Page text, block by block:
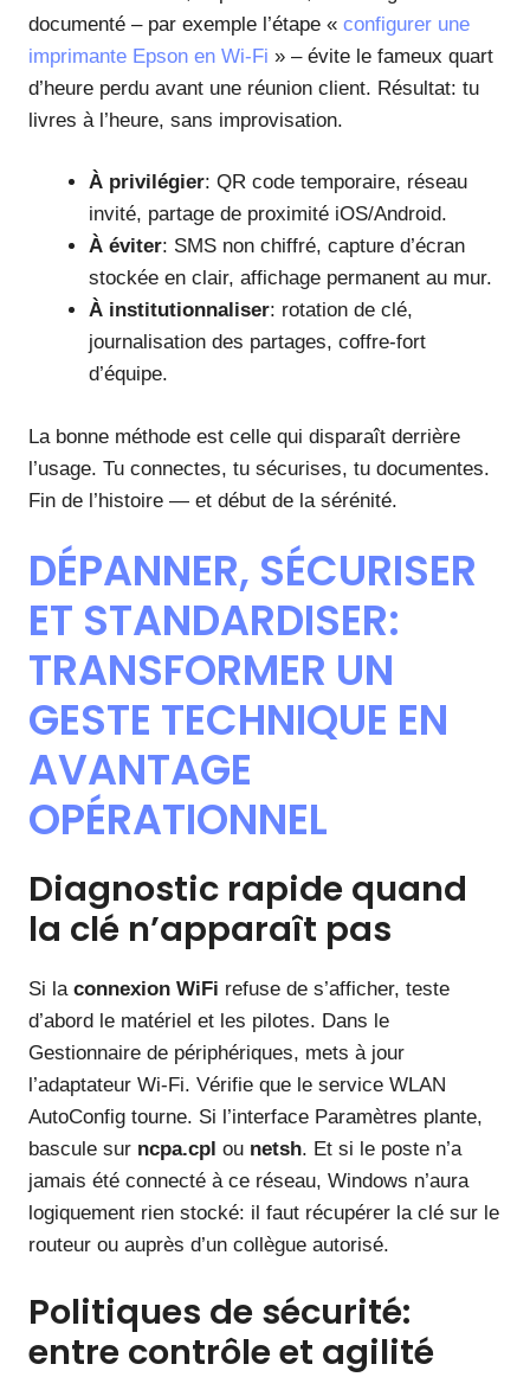
documenté – par exemple l’étape « configurer une
imprimante Epson en Wi‑Fi » – évite le fameux quart
d’heure perdu avant une réunion client. Résultat: tu
livres à l’heure, sans improvisation.
À privilégier: QR code temporaire, réseau
invité, partage de proximité iOS/Android.
À éviter: SMS non chiffré, capture d’écran
stockée en clair, affichage permanent au mur.
À institutionnaliser: rotation de clé,
journalisation des partages, coffre-fort
d’équipe.
La bonne méthode est celle qui disparaît derrière
l’usage. Tu connectes, tu sécurises, tu documentes.
Fin de l’histoire — et début de la sérénité.
DÉPANNER, SÉCURISER
ET STANDARDISER:
TRANSFORMER UN
GESTE TECHNIQUE EN
AVANTAGE
OPÉRATIONNEL
Diagnostic rapide quand
la clé n’apparaît pas
Si la connexion WiFi refuse de s’afficher, teste
d’abord le matériel et les pilotes. Dans le
Gestionnaire de périphériques, mets à jour
l’adaptateur Wi‑Fi. Vérifie que le service WLAN
AutoConfig tourne. Si l’interface Paramètres plante,
bascule sur ncpa.cpl ou netsh. Et si le poste n’a
jamais été connecté à ce réseau, Windows n’aura
logiquement rien stocké: il faut récupérer la clé sur le
routeur ou auprès d’un collègue autorisé.
Politiques de sécurité:
entre contrôle et agilité